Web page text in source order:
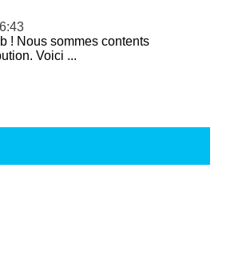
! Nous sommes contents
Voici ...